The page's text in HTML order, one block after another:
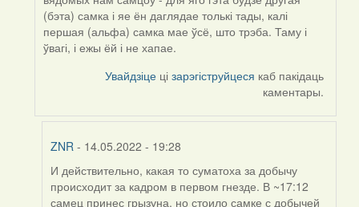
(бэта) самка і яе ён даглядае толькі тады, калі
першая (альфа) самка мае ўсё, што трэба. Таму і
ўвагі, і ежы ёй і не хапае.
Увайдзіце цізарэгіструйцеся каб пакідаць
каментары.
ZNR - 14.05.2022 - 19:28
In
reply
И действительно, какая то суматоха за добычу
происходит за кадром в первом гнезде. В ~17:12
самец принес грызуна, но стоило самке с добычей